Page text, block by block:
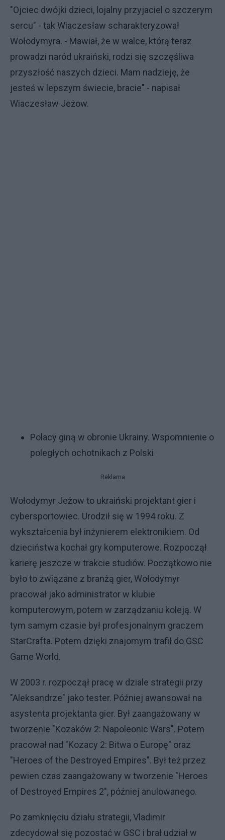
"Ojciec dwójki dzieci, lojalny przyjaciel o szczerym
sercu" - tak Wiaczesław scharakteryzował
Wołodymyra. - Mawiał, że w walce, którą teraz
prowadzi naród ukraiński, rodzi się szczęśliwa
przyszłość naszych dzieci. Mam nadzieję, że
jesteś w lepszym świecie, bracie" - napisał
Wiaczesław Jeżow.
Polacy giną w obronie Ukrainy. Wspomnienie o
poległych ochotnikach z Polski
Reklama
Wołodymyr Jeżow to ukraiński projektant gier i
cybersportowiec. Urodził się w 1994 roku. Z
wykształcenia był inżynierem elektronikiem. Od
dzieciństwa kochał gry komputerowe. Rozpoczął
karierę jeszcze w trakcie studiów. Początkowo nie
było to związane z branżą gier, Wołodymyr
pracował jako administrator w klubie
komputerowym, potem w zarządzaniu koleją. W
tym samym czasie był profesjonalnym graczem
StarCrafta. Potem dzięki znajomym trafił do GSC
Game World.
W 2003 r. rozpoczął pracę w dziale strategii przy
"Aleksandrze" jako tester. Później awansował na
asystenta projektanta gier. Był zaangażowany w
tworzenie "Kozaków 2: Napoleonic Wars". Potem
pracował nad "Kozacy 2: Bitwa o Europę" oraz
"Heroes of the Destroyed Empires". Był też przez
pewien czas zaangażowany w tworzenie "Heroes
of Destroyed Empires 2", później anulowanego.
Po zamknięciu działu strategii, Vladimir
zdecydował się pozostać w GSC i brał udział w